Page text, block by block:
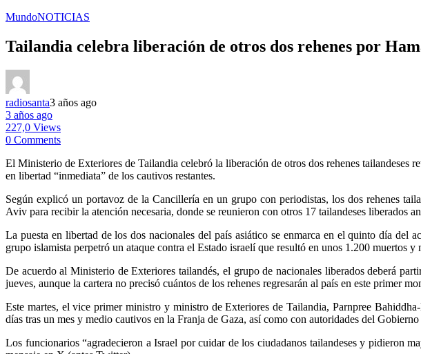
MundoNOTICIAS
Tailandia celebra liberación de otros dos rehenes por
radiosanta3 años ago
3 años ago
227,0 Views
0 Comments
El Ministerio de Exteriores de Tailandia celebró la liberación de otros dos rehenes tailandeses
en libertad “inmediata” de los cautivos restantes.
Según explicó un portavoz de la Cancillería en un grupo con periodistas, los dos rehenes
Aviv para recibir la atención necesaria, donde se reunieron con otros 17 tailandeses liberados
La puesta en libertad de los dos nacionales del país asiático se enmarca en el quinto día
grupo islamista perpetró un ataque contra el Estado israelí que resultó en unos 1.200 muertos y
De acuerdo al Ministerio de Exteriores tailandés, el grupo de nacionales liberados deberá
jueves, aunque la cartera no precisó cuántos de los rehenes regresarán al país en este primer
Este martes, el vice primer ministro y ministro de Exteriores de Tailandia, Parnpree
días tras un mes y medio cautivos en la Franja de Gaza, así como con autoridades del
Los funcionarios “agradecieron a Israel por cuidar de los ciudadanos tailandeses y pidieron